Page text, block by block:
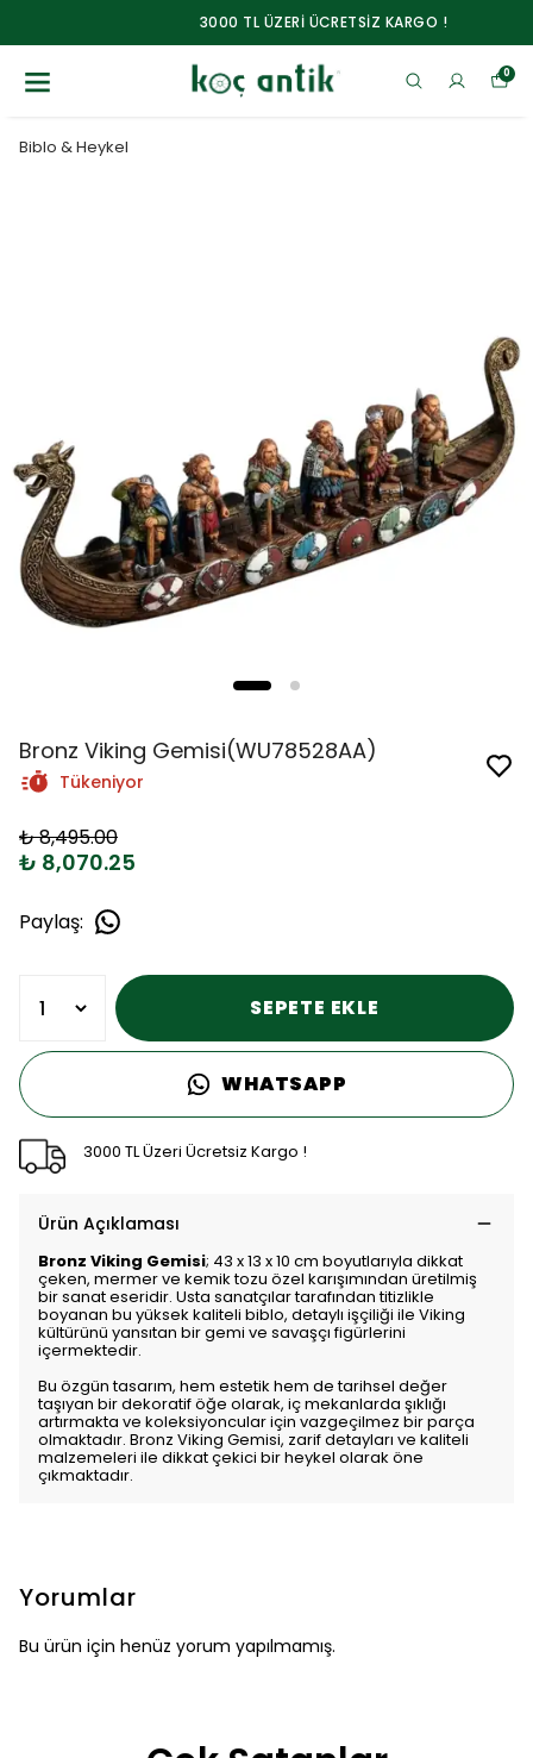
3000 TL ÜZERİ ÜCRETSİZ KARGO !
0
Biblo & Heykel
Bronz Viking Gemisi(WU78528AA)
Tükeniyor
₺ 8,495.00
₺ 8,070.25
Paylaş:
SEPETE EKLE
WHATSAPP
3000 TL Üzeri Ücretsiz Kargo !
Ürün Açıklaması
Bronz Viking Gemisi; 43 x 13 x 10 cm boyutlarıyla dikkat
çeken, mermer ve kemik tozu özel karışımından üretilmiş
bir sanat eseridir. Usta sanatçılar tarafından titizlikle
boyanan bu yüksek kaliteli biblo, detaylı işçiliği ile Viking
kültürünü yansıtan bir gemi ve savaşçı figürlerini
içermektedir.
Bu özgün tasarım, hem estetik hem de tarihsel değer
taşıyan bir dekoratif öğe olarak, iç mekanlarda şıklığı
artırmakta ve koleksiyoncular için vazgeçilmez bir parça
olmaktadır. Bronz Viking Gemisi, zarif detayları ve kaliteli
malzemeleri ile dikkat çekici bir heykel olarak öne
çıkmaktadır.
Yorumlar
Bu ürün için henüz yorum yapılmamış.